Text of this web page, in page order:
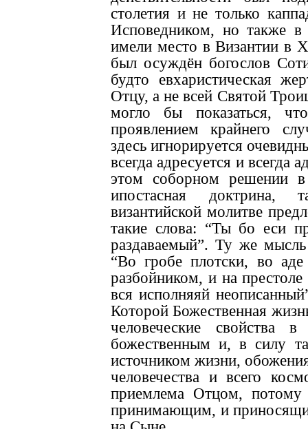
столетия и не только
Исповедником, но также в
имели место в Византии в
был осуждён богослов
будто евхаристическая
Отцу, а не всей Святой
могло бы показаться,
проявлением крайнего
здесь игнорируется
всегда адресуется и всегда
этом соборном решении
ипостасная доктрина,
византийской молитве
такие слова: “Ты бо еси
раздаваемый”. Ту же
“Вогробе плотски, во
разбойником, и на
вся исполняяй
Которой Божественная
человеческие свойства
божественным и, в силу
источником жизни,
человечества и всего
приемлема Отцом,
принимающим, и